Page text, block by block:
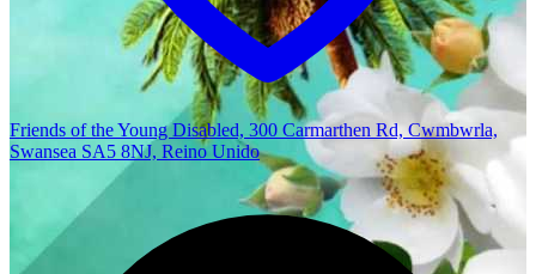
Friends of the Young Disabled, 300 Carmarthen Rd, Cwmbwrla,
Swansea SA5 8NJ, Reino Unido